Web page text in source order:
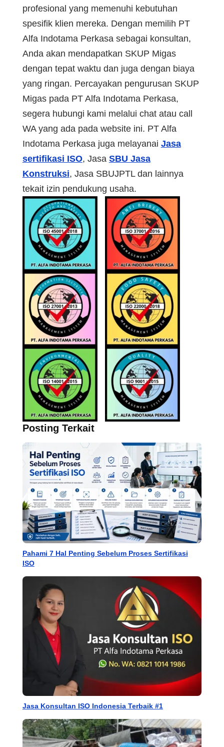
profesional yang memenuhi kebutuhan
spesifik klien mereka. Dengan memilih PT
Alfa Indotama Perkasa sebagai konsultan,
Anda akan mendapatkan SKUP Migas
dengan tepat waktu dan juga dengan biaya
yang ringan. Percayakan pengurusan SKUP
Migas pada PT Alfa Indotama Perkasa,
segera hubungi kami melalui chat atau call
WA yang ada pada website ini. PT Alfa
Indotama Perkasa juga melayanai Jasa
sertifikasi ISO, Jasa SBU Jasa
Konstruksi, Jasa SBUJPTL dan lainnya
tekait izin pendukung usaha.
Posting Terkait
Pahami 7 Hal Penting Sebelum Proses Sertifikasi
ISO
Jasa Konsultan ISO Indonesia Terbaik #1